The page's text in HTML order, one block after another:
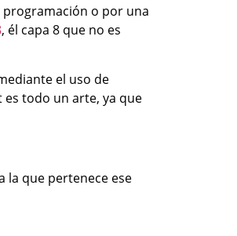
programación o por una
, él capa 8 que no es
el uso de
todo un arte, ya que
la que pertenece ese